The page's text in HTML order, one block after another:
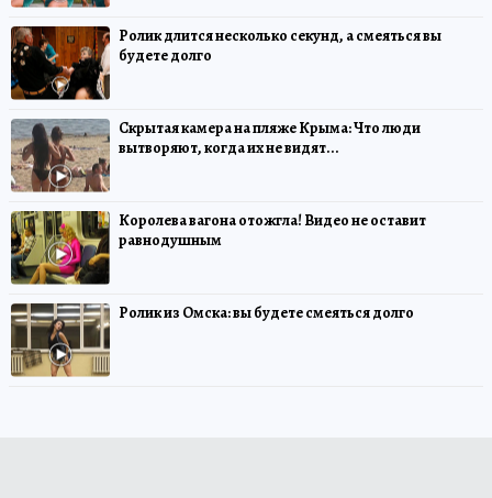
Ролик длится несколько секунд, а смеяться вы
будете долго
Скрытая камера на пляже Крыма: Что люди
вытворяют, когда их не видят...
Королева вагона отожгла! Видео не оставит
равнодушным
Ролик из Омска: вы будете смеяться долго